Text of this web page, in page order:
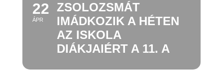
22
ÁPR
ZSOLOZSMÁT
IMÁDKOZIK A HÉTEN
AZ ISKOLA
DIÁKJAIÉRT A 11. A